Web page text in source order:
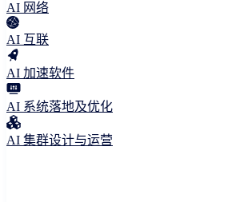
AI 网络
AI 互联
AI 加速软件
AI 系统落地及优化
AI 集群设计与运营